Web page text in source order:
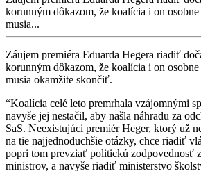
korunným dôkazom, že koalícia i on
musia...
Záujem premiéra Eduarda Hegera riadiť
korunným dôkazom, že koalícia i on
musia okamžite skončiť.
“Koalícia celé leto premrhala vzájomnými
navyše jej nestačil, aby našla náhradu za
SaS. Neexistujúci premiér Heger, ktorý už
na tie najjednoduchšie otázky, chce riadiť
popri tom prevziať politickú zodpovednosť
ministrov, a navyše riadiť ministerstvo